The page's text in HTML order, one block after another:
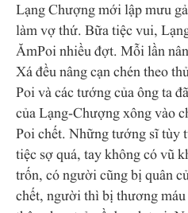
Lạng Chượng mới lập mưu
làm vợ thứ. Bữa tiệc vui,
ĂmPoi nhiều đợt. Mỗi lần
Xá đều nâng cạn chén theo
Poi và các tướng của ông ta
của Lạng-Chượng xông vào
Poi chết. Những tướng sĩ tùy
tiệc sợ quá, tay không có vũ
trốn, có người cũng bị quân
chết, người thì bị thương